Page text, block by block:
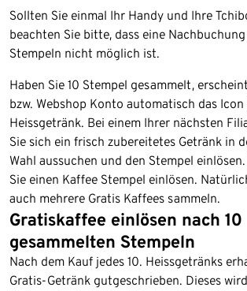
Sollten Sie einmal Ihr Handy und Ihre
beachten Sie bitte, dass eine
Stempeln nicht möglich ist.
Haben Sie 10 Stempel gesammelt,
bzw. Webshop Konto automatisch das
Heissgetränk. Bei einem Ihrer nächsten
Sie sich ein frisch zubereitetes Getränk in
Wahl aussuchen und den Stempel
Sie einen Kaffee Stempel einlösen.
auch mehrere Gratis Kaffees sammeln.
Gratiskaffee einlösen nach 10
gesammelten Stempeln
Nach dem Kauf jedes 10. Heissgetränks
Gratis-Getränk gutgeschrieben. Dieses